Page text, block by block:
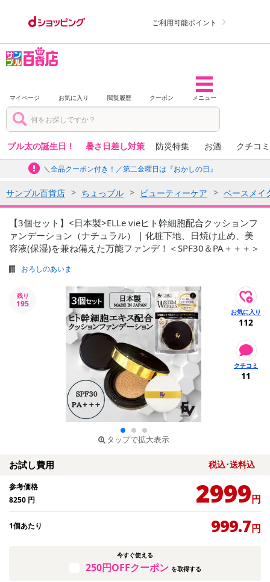
ご利用可能ポイント
マイページ お気に入り 閲覧履歴 クーポン メニュー
プル太の誕生日！ 暑さ日差し対策 防災特集 お酒 クチコ
＼全品クーポン付き！／第二金曜日は『おかしの日』
サンプル百貨店 ちょっプル ビューティーケア ベースメイ
【3個セット】<日本製>ELLe vieヒト幹細胞配合クッションフ
ァンデーション（ナチュラル） | 化粧下地、日焼け止め、美
容液(保湿)を兼ね備えた万能ファンデ！＜SPF30＆PA＋＋＋＞
おろしのあいま
残り
195
タップで拡大表示
112
11
お試し費用 税込･送料込
参考価格
8250 円 2999円
1個あたり 999.7円
今すぐ使える
250円OFFクーポン を取得する